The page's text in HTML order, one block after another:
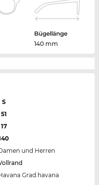
Bügellänge
140 mm
S
51
17
und Herren
Grad.havana